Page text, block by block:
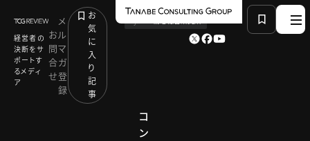
経営者の
決断をサ
ポートす
るメディ
ア
お
問
合
せ
メ
ル
マ
ガ
登
録
お
気
に
入
り
記
事
コ
ン